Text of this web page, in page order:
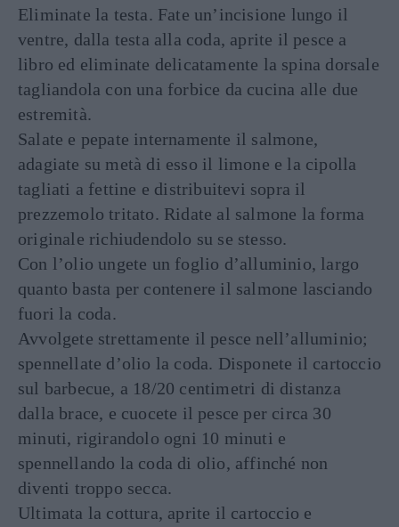
Eliminate la testa. Fate un’incisione lungo il
ventre, dalla testa alla coda, aprite il pesce a
libro ed eliminate delicatamente la spina dorsale
tagliandola con una forbice da cucina alle due
estremità.
Salate e pepate internamente il salmone,
adagiate su metà di esso il limone e la cipolla
tagliati a fettine e distribuitevi sopra il
prezzemolo tritato. Ridate al salmone la forma
originale richiudendolo su se stesso.
Con l’olio ungete un foglio d’alluminio, largo
quanto basta per contenere il salmone lasciando
fuori la coda.
Avvolgete strettamente il pesce nell’alluminio;
spennellate d’olio la coda. Disponete il cartoccio
sul barbecue, a 18/20 centimetri di distanza
dalla brace, e cuocete il pesce per circa 30
minuti, rigirandolo ogni 10 minuti e
spennellando la coda di olio, affinché non
diventi troppo secca.
Ultimata la cottura, aprite il cartoccio e